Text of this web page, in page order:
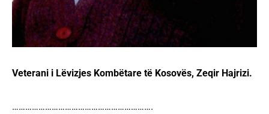
Veterani i Lëvizjes Kombëtare të Kosovës, Zeqir Hajrizi.
……………………………………………………….